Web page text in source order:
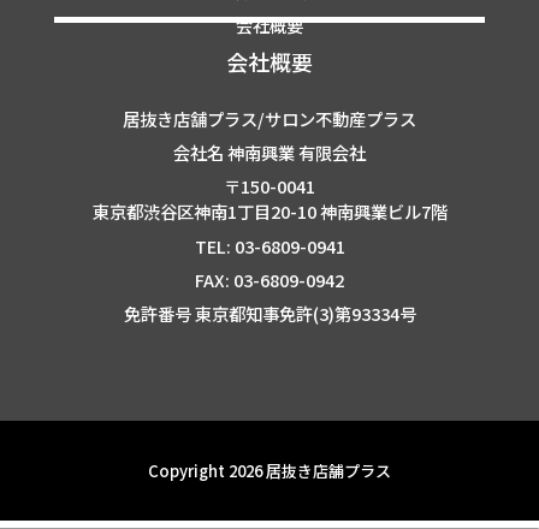
会社概要
会社概要
居抜き店舗プラス/サロン不動産プラス
会社名 神南興業 有限会社
〒150-0041
東京都渋谷区神南1丁目20-10 神南興業ビル7階
TEL: 03-6809-0941
FAX: 03-6809-0942
免許番号 東京都知事免許(3)第93334号
Copyright 2026 居抜き店舗プラス